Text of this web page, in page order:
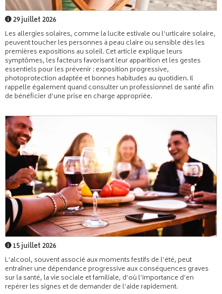
29 juillet 2026
Les allergies solaires, comme la lucite estivale ou l’urticaire solaire,
peuvent toucher les personnes à peau claire ou sensible dès les
premières expositions au soleil. Cet article explique leurs
symptômes, les facteurs favorisant leur apparition et les gestes
essentiels pour les prévenir : exposition progressive,
photoprotection adaptée et bonnes habitudes au quotidien. Il
rappelle également quand consulter un professionnel de santé afin
de bénéficier d’une prise en charge appropriée.
15 juillet 2026
L’alcool, souvent associé aux moments festifs de l’été, peut
entraîner une dépendance progressive aux conséquences graves
sur la santé, la vie sociale et familiale, d’où l’importance d’en
repérer les signes et de demander de l’aide rapidement.